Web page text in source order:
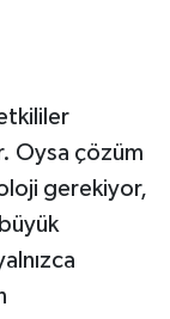
Oysa çözüm
gerekiyor,